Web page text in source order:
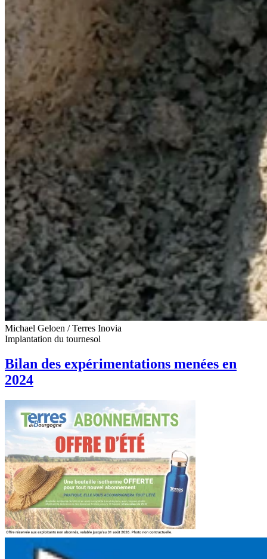
Michael Geloen / Terres Inovia
Implantation du tournesol
Bilan des expérimentations menées en
2024